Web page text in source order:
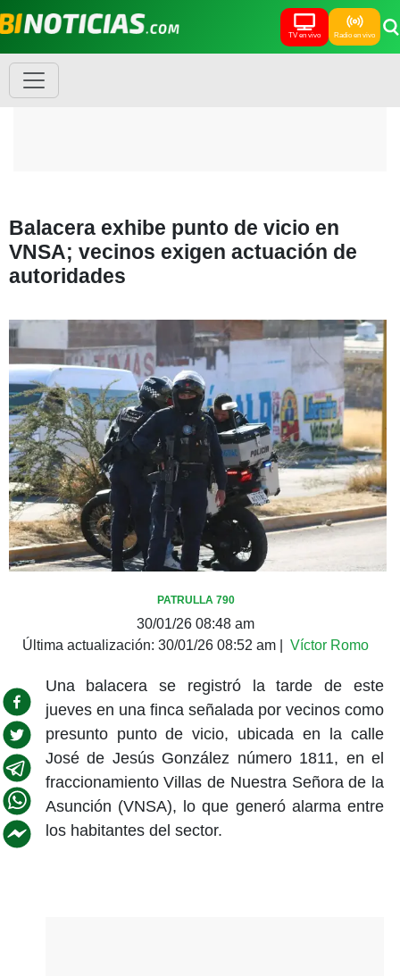
TV en vivo Radio en vivo
Balacera exhibe punto de vicio en
VNSA; vecinos exigen actuación de
autoridades
PATRULLA 790
30/01/26 08:48 am
Última actualización: 30/01/26 08:52 am Víctor Romo
Una balacera se registró la tarde de este
jueves en una finca señalada por vecinos como
presunto punto de vicio, ubicada en la calle
José de Jesús González número 1811, en el
fraccionamiento Villas de Nuestra Señora de la
Asunción (VNSA), lo que generó alarma entre
los habitantes del sector.